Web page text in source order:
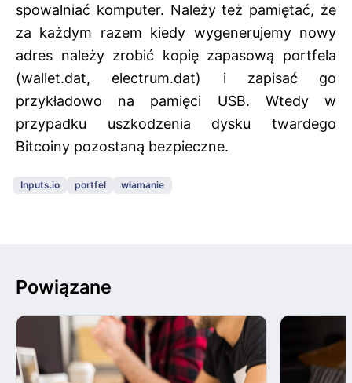
spowalniać komputer. Należy też pamiętać, że
za każdym razem kiedy wygenerujemy nowy
adres należy zrobić kopię zapasową portfela
(wallet.dat, electrum.dat) i zapisać go
przykładowo na pamięci USB. Wtedy w
przypadku uszkodzenia dysku twardego
Bitcoiny pozostaną bezpieczne.
Inputs.io portfel włamanie
Powiązane